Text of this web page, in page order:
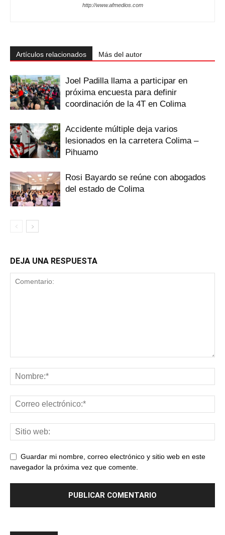
http://www.afmedios.com
Artículos relacionados Más del autor
Joel Padilla llama a participar en
próxima encuesta para definir
coordinación de la 4T en Colima
Accidente múltiple deja varios
lesionados en la carretera Colima –
Pihuamo
Rosi Bayardo se reúne con abogados
del estado de Colima
DEJA UNA RESPUESTA
Guardar mi nombre, correo electrónico y sitio web en este
navegador la próxima vez que comente.